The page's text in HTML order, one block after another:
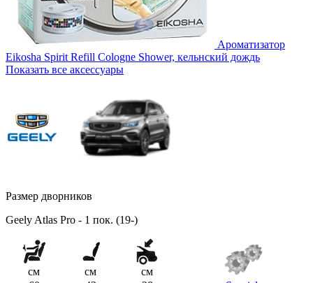
Ароматизатор
Eikosha Spirit Refill Cologne Shower, кельнский дождь
Показать все аксессуары
Размер дворников
Geely Atlas Pro - 1 пок. (19-)
см см
см